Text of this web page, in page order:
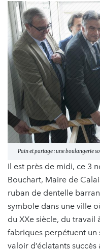
Pain et partage : une boulangerie
Il est près de midi, ce 3
Bouchart, Maire de
ruban de dentelle
symbole dans une ville
du XXe siècle, du travail
fabriques perpétuent
valoir d’éclatants